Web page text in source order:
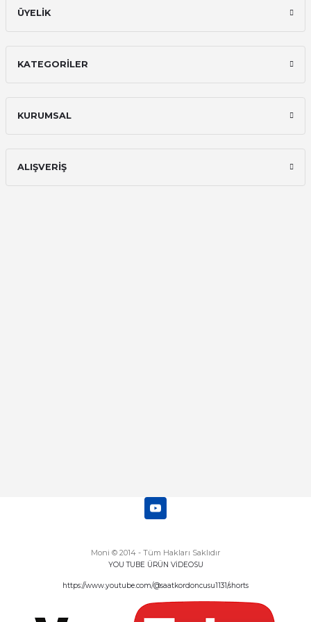
Abdulhamit Kalaycı | 13/06/2025
ÜYELİK
KATEGORİLER
KURUMSAL
ALIŞVERİŞ
Moni © 2014 - Tüm Hakları Saklıdır
YOU TUBE ÜRÜN VİDEOSU
https://www.youtube.com/@saatkordoncusu1131/shorts